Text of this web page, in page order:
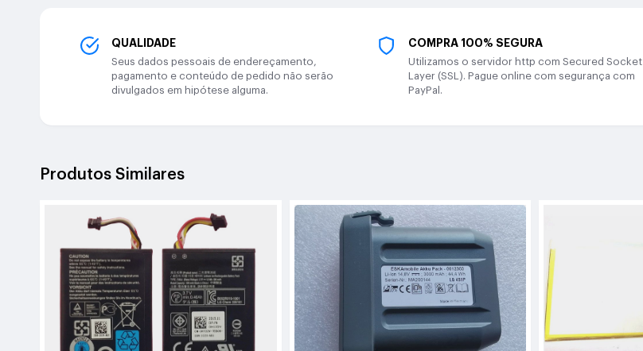
QUALIDADE
Seus dados pessoais de endereçamento,
pagamento e conteúdo de pedido não serão
divulgados em hipótese alguma.
COMPRA 100% SEGURA
Utilizamos o servidor http com Secured Socket
Layer (SSL). Pague online com segurança com
PayPal.
Produtos Similares